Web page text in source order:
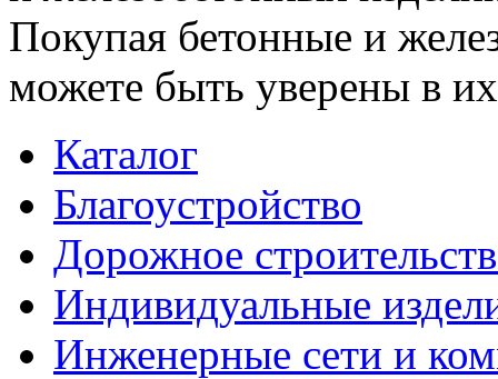
Покупая бетонные и
можете быть уверены в их
Каталог
Благоустройство
Дорожное
Индивидуальные
Инженерные сети и